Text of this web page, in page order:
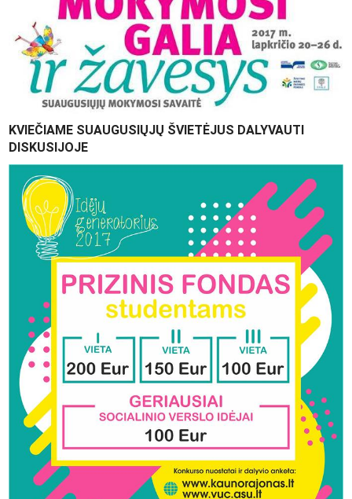
KVIEČIAME SUAUGUSIŲJŲ ŠVIETĖJUS DALYVAUTI
DISKUSIJOJE